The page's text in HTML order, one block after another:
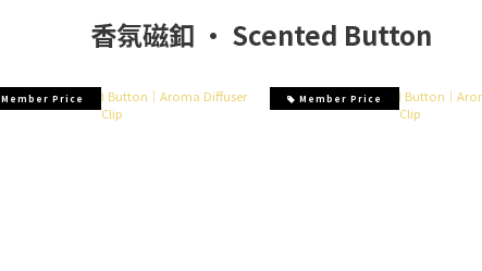
香氛磁釦 · Scented Button
Member Price Member Price